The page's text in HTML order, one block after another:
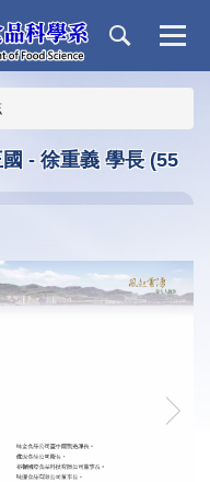
- 徐重義 學長 (55